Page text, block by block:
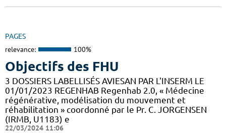
PAGES
relevance: 100%
Objectifs des FHU
3 DOSSIERS LABELLISÉS AVIESAN PAR L'INSERM LE
01/01/2023 REGENHAB Regenhab 2.0, « Médecine
régénérative, modélisation du mouvement et
réhabilitation » coordonné par le Pr. C. JORGENSEN
(IRMB, U1183) e
22/03/2024 11:06